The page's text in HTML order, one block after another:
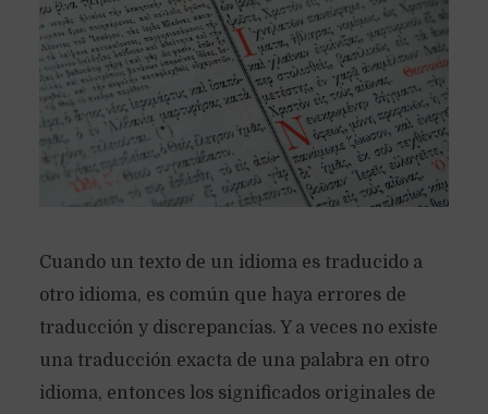
Cuando un texto de un idioma es traducido a
otro idioma, es común que haya errores de
traducción y discrepancias. Y a veces no existe
una traducción exacta de una palabra en otro
idioma, entonces los significados originales de